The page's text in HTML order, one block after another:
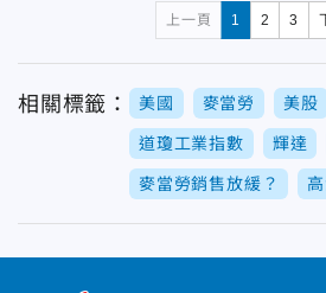
上一頁 1 2 3
相關標籤： 美國 麥當勞 美股
道瓊工業指數 輝達
麥當勞銷售放緩？